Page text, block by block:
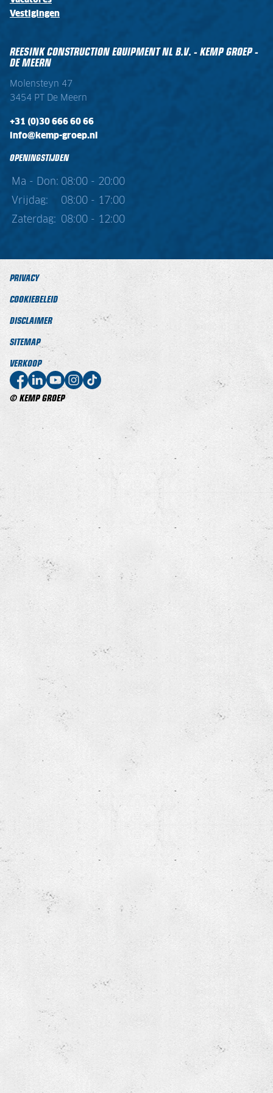
Vestigingen
REESINK CONSTRUCTION EQUIPMENT NL B.V. - KEMP GROEP -
DE MEERN
Molensteyn 47
3454 PT De Meern
+31 (0)30 666 60 66
info@kemp-groep.nl
OPENINGSTIJDEN
Ma - Don: 08:00 - 20:00
Vrijdag:
08:00 - 17:00
Zaterdag:
08:00 - 12:00
© KEMP GROEP
PRIVACY
COOKIEBELEID
DISCLAIMER
SITEMAP
VERKOOP